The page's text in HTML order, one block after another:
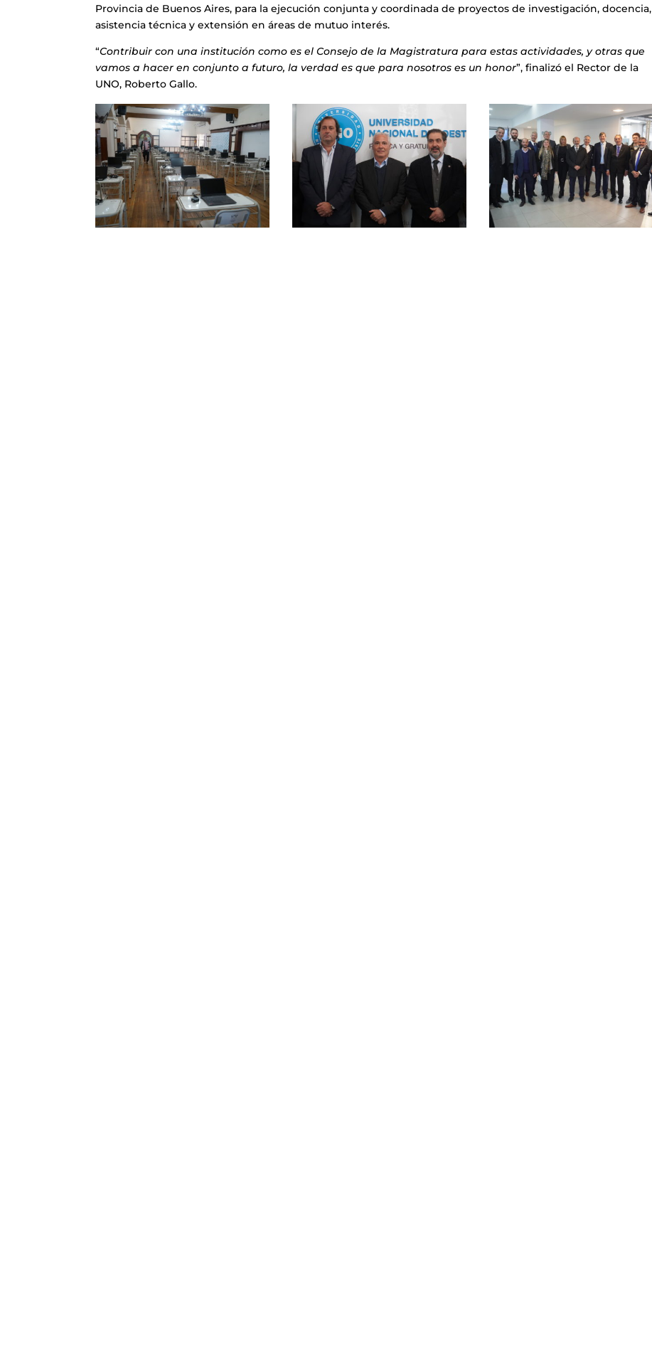
Provincia de Buenos Aires, para la ejecución conjunta y coordinada de proyectos de investigación, docencia,
asistencia técnica y extensión en áreas de mutuo interés.
“Contribuir con una institución como es el Consejo de la Magistratura para estas actividades, y otras que
vamos a hacer en conjunto a futuro, la verdad es que para nosotros es un honor”, finalizó el Rector de la
UNO, Roberto Gallo.